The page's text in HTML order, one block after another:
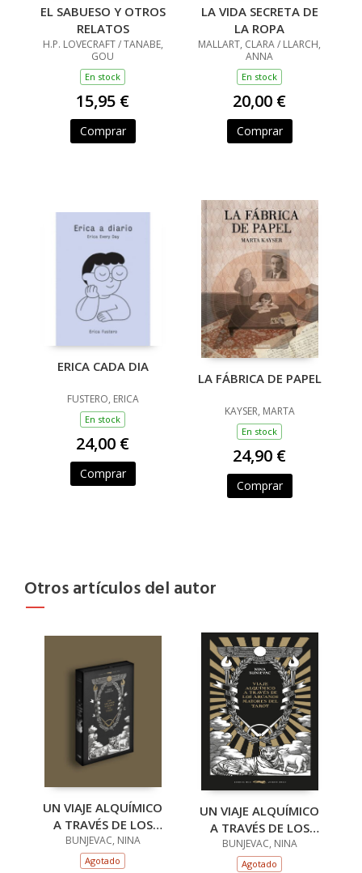
EL SABUESO Y OTROS
RELATOS
H.P. LOVECRAFT / TANABE,
GOU
En stock
15,95 €
Comprar
LA VIDA SECRETA DE
LA ROPA
MALLART, CLARA / LLARCH,
ANNA
En stock
20,00 €
Comprar
ERICA CADA DIA
FUSTERO, ERICA
En stock
24,00 €
Comprar
LA FÁBRICA DE PAPEL
KAYSER, MARTA
En stock
24,90 €
Comprar
Otros artículos del autor
UN VIAJE ALQUÍMICO
A TRAVÉS DE LOS
ARCANOS MAYORES
DEL TAROT
BUNJEVAC, NINA
Agotado
UN VIAJE ALQUÍMICO
A TRAVÉS DE LOS
ARCANOS MAYORES
DEL TAROT
BUNJEVAC, NINA
Agotado